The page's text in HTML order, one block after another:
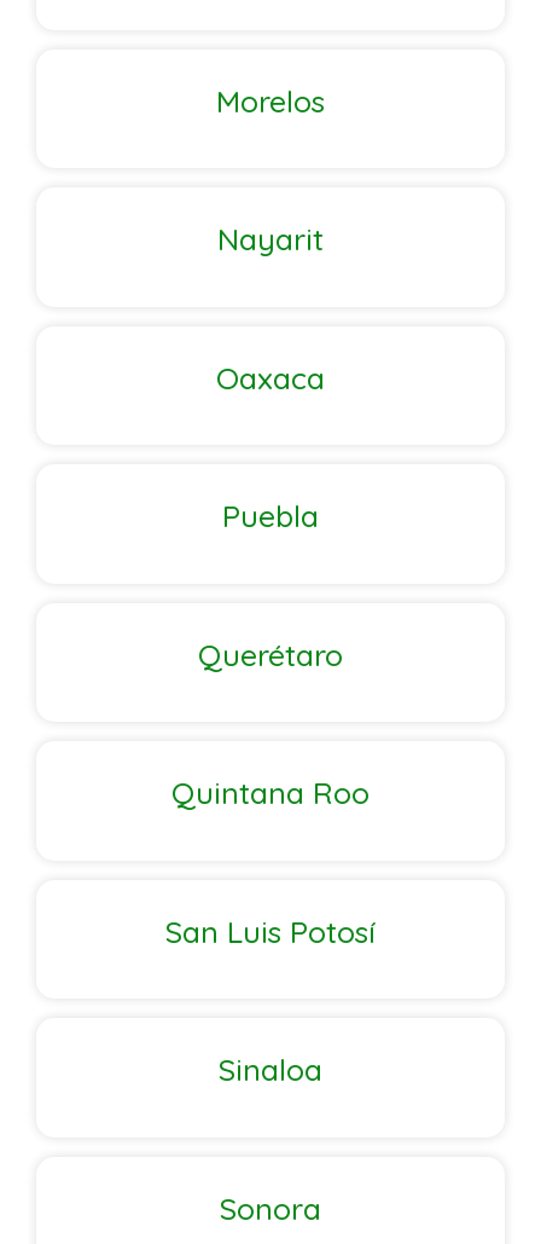
Morelos
Nayarit
Oaxaca
Puebla
Querétaro
Quintana Roo
San Luis Potosí
Sinaloa
Sonora